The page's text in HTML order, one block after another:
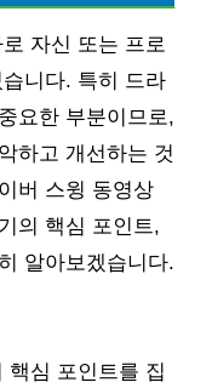
자신 또는 프로
니다. 특히 드라
요한 부분이므로,
하고 개선하는 것
버 스윙 동영상
의 핵심 포인트,
알아보겠습니다.
핵심 포인트를 집